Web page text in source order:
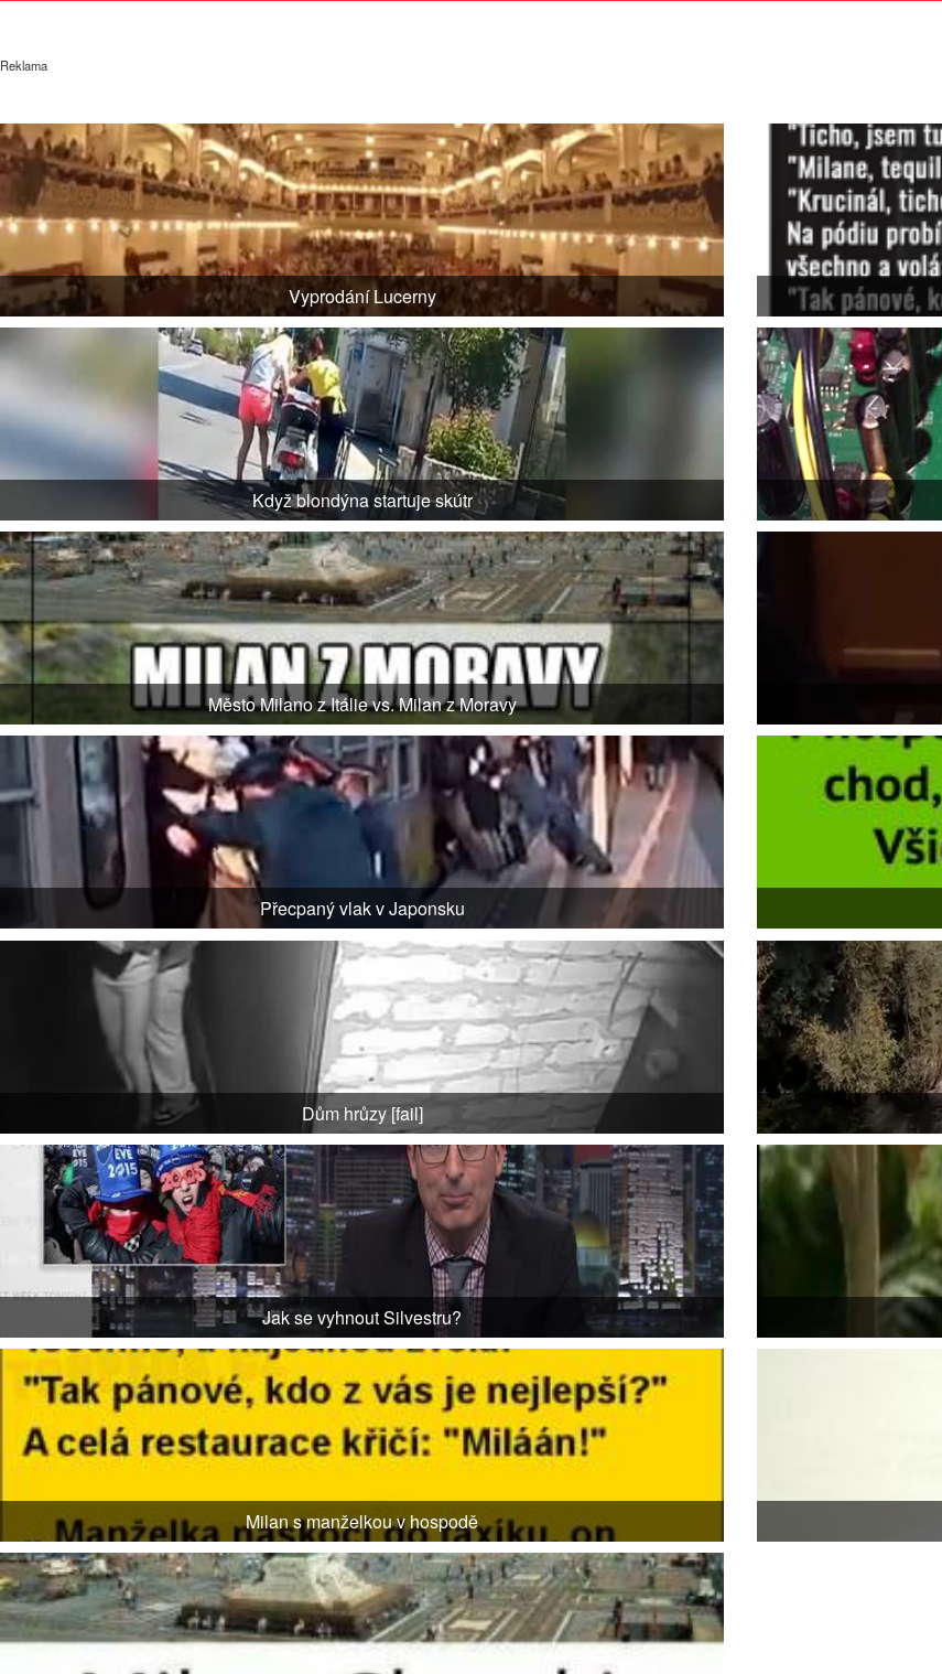
Reklama
Vyprodání Lucerny
Když blondýna startuje skútr
Město Milano z Itálie vs. Milan z Moravy
Přecpaný vlak v Japonsku
Dům hrůzy [fail]
Jak se vyhnout Silvestru?
Milan s manželkou v hospodě